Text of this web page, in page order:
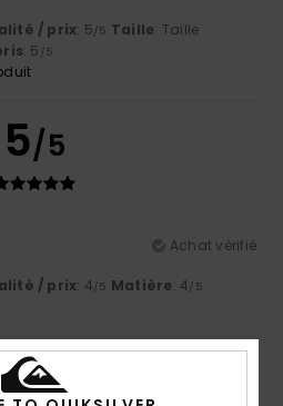
/ prix: 5/5 Taille: Taille
: 5 /5
5/5
Achat vérifié
/ prix: 4/5 Matière: 4/5
5/5